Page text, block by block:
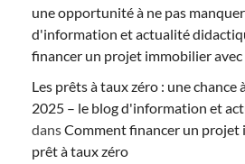
une opportunité à ne pas manquer
d'information et actualité
financer un projet immobilier
Les prêts à taux zéro : une chance
2025 – le blog d'information et
dansComment financer un projet
prêt à taux zéro